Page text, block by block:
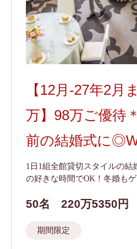
【12月-27年2月
万】98万ご優待
前の結婚式に
1日1組全館貸切スタイルの結
の好きな時間でOK！冬婚も
50名 220万5350円
期間限定